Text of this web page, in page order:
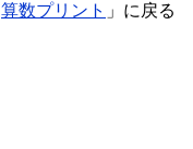
算数プリント 」に戻る